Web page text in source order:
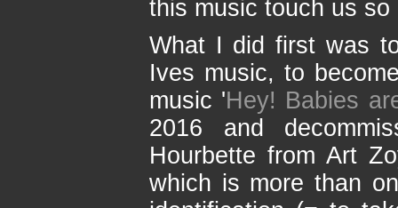
this music touch us so
What I did first was
Ives music, to
music 'Hey! Babies
2016 and
Hourbette from Art
which is more than